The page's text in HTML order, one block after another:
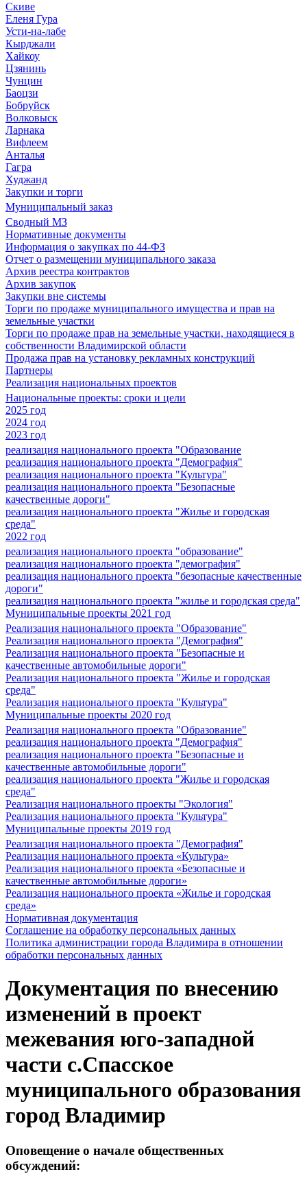
Скиве
Еленя Гура
Усти-на-лабе
Кырджали
Хайкоу
Цзянинь
Чунцин
Баоцзи
Бобруйск
Волковыск
Ларнака
Вифлеем
Анталья
Гагра
Худжанд
Закупки и торги
Муниципальный заказ
Сводный МЗ
Нормативные документы
Информация о закупках по 44-ФЗ
Отчет о размещении муниципального заказа
Архив реестра контрактов
Архив закупок
Закупки вне системы
Торги по продаже муниципального имущества и прав на
земельные участки
Торги по продаже прав на земельные участки, находящиеся в
собственности Владимирской области
Продажа прав на установку рекламных конструкций
Партнеры
Реализация национальных проектов
Национальные проекты: сроки и цели
2025 год
2024 год
2023 год
реализация национального проекта "Образование
реализация национального проекта "Демография"
реализация национального проекта "Культура"
реализация национального проекта "Безопасные
качественные дороги"
реализация национального проекта "Жилье и городская
среда"
2022 год
реализация национального проекта "образование"
реализация национального проекта "демография"
реализация национального проекта "безопасные качественные
дороги"
реализация национального проекта "жилье и городская среда"
Муниципальные проекты 2021 год
Реализация национального проекта "Образование"
Реализация национального проекта "Демография"
Реализация национального проекта "Безопасные и
качественные автомобильные дороги"
Реализация национального проекта "Жилье и городская
среда"
Реализация национального проекта "Культура"
Муниципальные проекты 2020 год
Реализация национального проекта "Образование"
реализация национального проекта "Демография"
реализация национального проекта "Безопасные и
качественные автомобильные дороги"
реализация национального проекта "Жилье и городская
среда"
Реализация национального проекты "Экология"
Реализация национального проекта "Культура"
Муниципальные проекты 2019 год
Реализация национального проекта "Демография"
Реализация национального проекта «Культура»
Реализация национального проекта «Безопасные и
качественные автомобильные дороги»
Реализация национального проекта «Жилье и городская
среда»
Нормативная документация
Соглашение на обработку персональных данных
Политика администрации города Владимира в отношении
обработки персональных данных
Документация по внесению
изменений в проект
межевания юго-западной
части с.Спасское
муниципального образования
город Владимир
Оповещение о начале общественных
обсуждений: